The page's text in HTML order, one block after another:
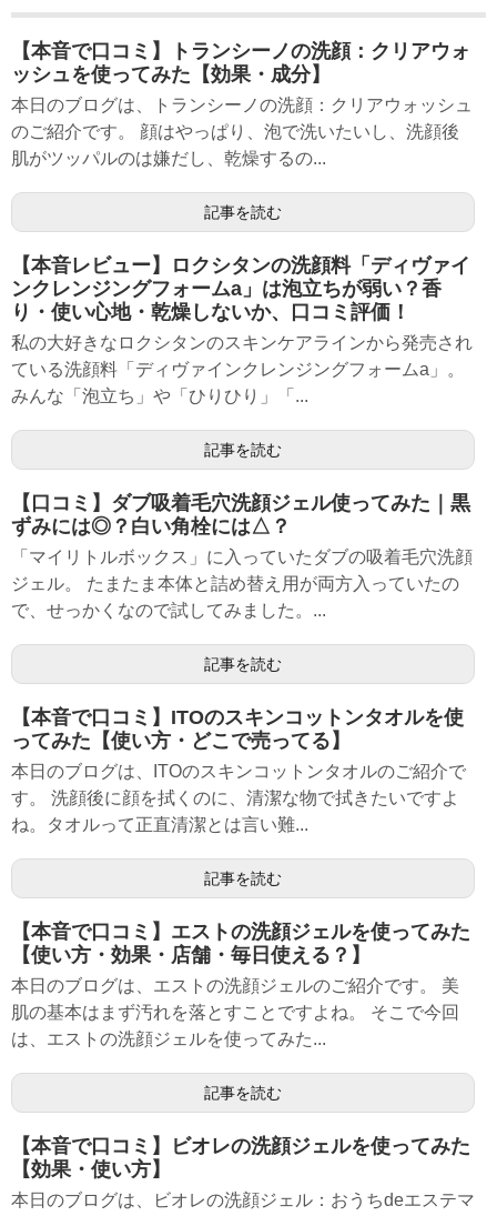
【本音で口コミ】トランシーノの洗顔：クリアウォ
ッシュを使ってみた【効果・成分】
本日のブログは、トランシーノの洗顔：クリアウォッシュ
のご紹介です。 顔はやっぱり、泡で洗いたいし、洗顔後
肌がツッパルのは嫌だし、乾燥するの...
記事を読む
【本音レビュー】ロクシタンの洗顔料「ディヴァイ
ンクレンジングフォームa」は泡立ちが弱い？香
り・使い心地・乾燥しないか、口コミ評価！
私の大好きなロクシタンのスキンケアラインから発売され
ている洗顔料「ディヴァインクレンジングフォームa」。
みんな「泡立ち」や「ひりひり」「...
記事を読む
【口コミ】ダブ吸着毛穴洗顔ジェル使ってみた｜黒
ずみには◎？白い角栓には△？
「マイリトルボックス」に入っていたダブの吸着毛穴洗顔
ジェル。 たまたま本体と詰め替え用が両方入っていたの
で、せっかくなので試してみました。...
記事を読む
【本音で口コミ】ITOのスキンコットンタオルを使
ってみた【使い方・どこで売ってる】
本日のブログは、ITOのスキンコットンタオルのご紹介で
す。 洗顔後に顔を拭くのに、清潔な物で拭きたいですよ
ね。タオルって正直清潔とは言い難...
記事を読む
【本音で口コミ】エストの洗顔ジェルを使ってみた
【使い方・効果・店舗・毎日使える？】
本日のブログは、エストの洗顔ジェルのご紹介です。 美
肌の基本はまず汚れを落とすことですよね。 そこで今回
は、エストの洗顔ジェルを使ってみた...
記事を読む
【本音で口コミ】ビオレの洗顔ジェルを使ってみた
【効果・使い方】
本日のブログは、ビオレの洗顔ジェル：おうちdeエステマ